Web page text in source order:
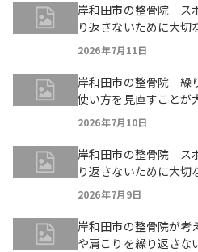
岸和田市の整骨院｜ス
り返さないために大切
2026年7月11日
岸和田市の整骨院｜繰
使い方を見直すことが
2026年7月10日
岸和田市の整骨院｜ス
り返さないために大切
2026年7月9日
岸和田市の整骨院が考
や肩こりを繰り返さな